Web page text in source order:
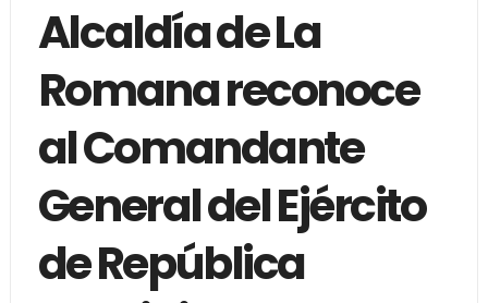
Alcaldía de La
Romana reconoce
al Comandante
General del Ejército
de República